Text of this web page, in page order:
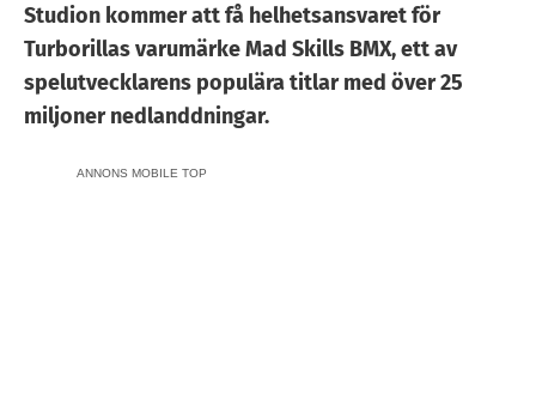
Studion kommer att få helhetsansvaret för
Turborillas varumärke Mad Skills BMX, ett av
spelutvecklarens populära titlar med över 25
miljoner nedlanddningar.
ANNONS MOBILE TOP